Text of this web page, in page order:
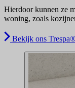
Hierdoor kunnen ze
woning, zoals
Bekijk ons